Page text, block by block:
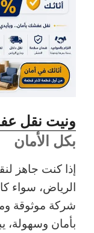
ونيت نقل
بكل الأمان
إذا كنت جاهز
الرياض، سواء
شركة موثوقة
بأمان وسهولة،